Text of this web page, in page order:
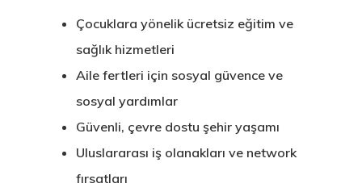
Çocuklara yönelik ücretsiz eğitim ve
sağlık hizmetleri
Aile fertleri için sosyal güvence ve
sosyal yardımlar
Güvenli, çevre dostu şehir yaşamı
Uluslararası iş olanakları ve network
fırsatları